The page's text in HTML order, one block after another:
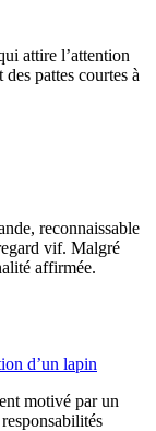
attire l’attention
pattes courtes à
reconnaissable
vif. Malgré
affirmée.
d’un lapin
motivé par un